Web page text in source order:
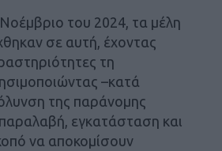
του 2024, τα μέλη
σε αυτή, έχοντας
τη
–κατά
της παράνομης
εγκατάσταση και
να αποκομίσουν